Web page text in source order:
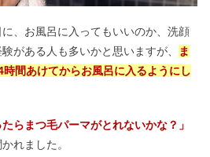
、お風呂に入ってもいいのか、洗顔
がある人も多いかと思いますが、
ま
間あけてからお風呂に入るようにし
たらまつ毛パーマがとれないかな？」
れました。